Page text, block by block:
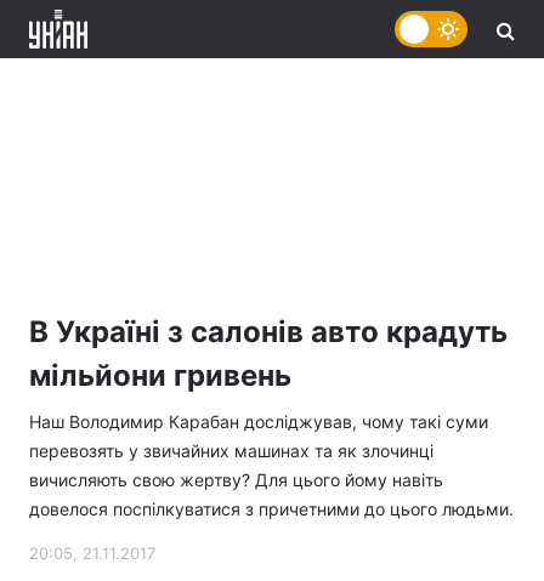
В Україні з салонів авто крадуть
мільйони гривень
Наш Володимир Карабан досліджував, чому такі суми
перевозять у звичайних машинах та як злочинці
вичисляють свою жертву? Для цього йому навіть
довелося поспілкуватися з причетними до цього людьми.
20:05, 21.11.2017